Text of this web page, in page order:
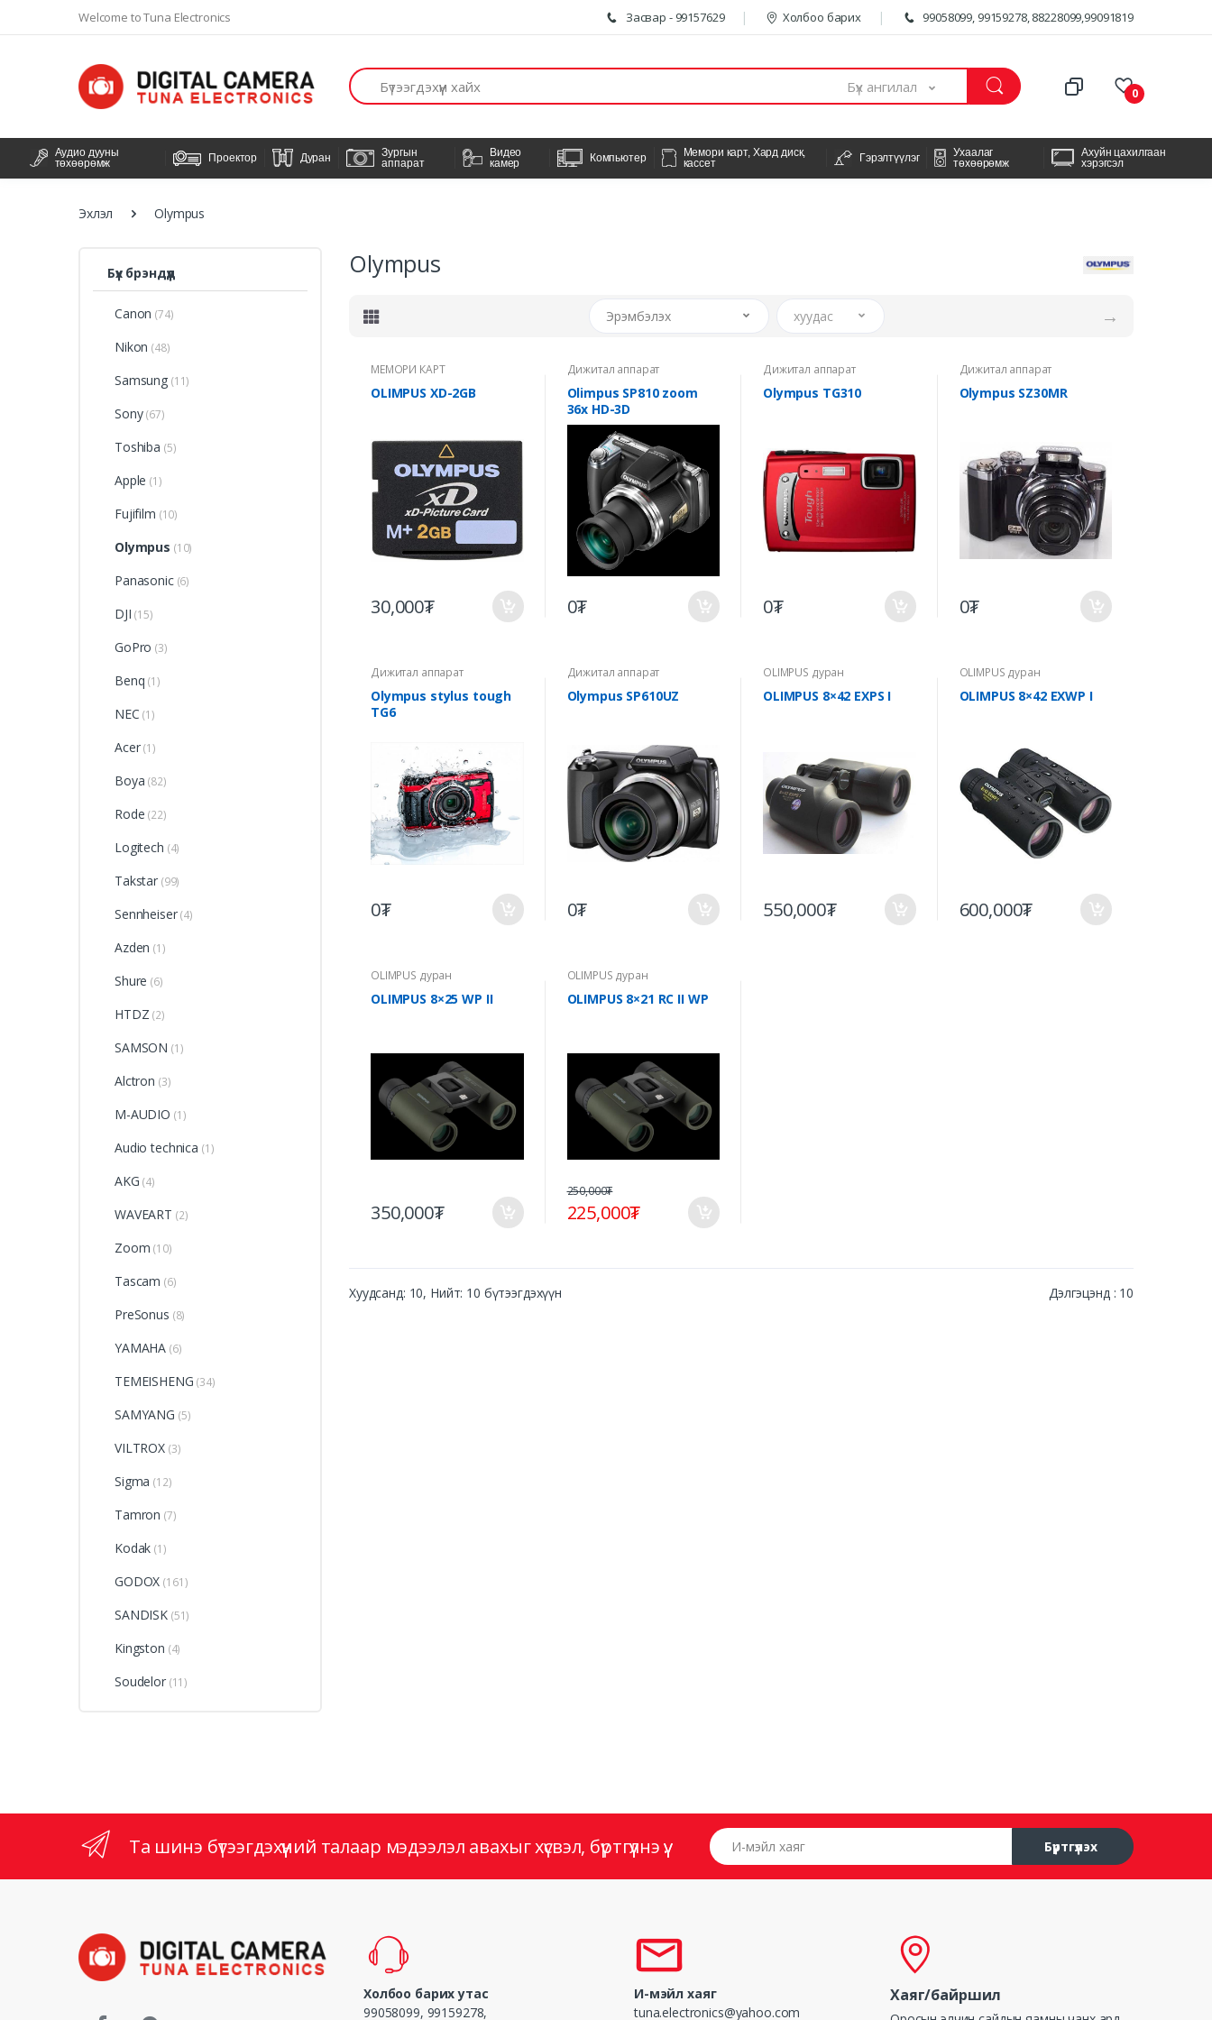
Welcome to Tuna Electronics Засвар - 99157629 Холбоо барих 99058099, 99159278, 88228099,99091819
Хайлт
Бүх ангилал 0
Аудио дууны
төхөөрөмж
Проектор Дуран
Зургын
аппарат
Видео
камер
Компьютер
Мемори карт, Хард диск,
кассет
Гэрэлтүүлэг
Ухаалаг
төхөөрөмж
Ахуйн цахилгаан
хэрэгсэл
Эхлэл Olympus
Бүх брэндүүд
Canon (74)
Nikon (48)
Samsung (11)
Sony(67)
Toshiba (5)
Apple (1)
Fujifilm (10)
Olympus (10)
Panasonic(6)
DJI (15)
GoPro (3)
Benq (1)
NEC (1)
Acer(1)
Boya (82)
Rode (22)
Logitech (4)
Takstar (99)
Sennheiser(4)
Azden (1)
Shure (6)
HTDZ (2)
SAMSON (1)
Alctron (3)
M-AUDIO (1)
Audio technica (1)
AKG (4)
WAVEART (2)
Zoom (10)
Tascam (6)
PreSonus (8)
YAMAHA (6)
TEMEISHENG (34)
SAMYANG (5)
VILTROX (3)
Sigma (12)
Tamron (7)
Kodak (1)
GODOX (161)
SANDISK (51)
Kingston (4)
Soudelor(11)
Olympus
Эрэмбэлэх хуудас →
МЕМОРИ КАРТ
OLIMPUS XD-2GB
30,000₮
Дижитал аппарат
Olimpus SP810 zoom
36x HD-3D
0₮
Дижитал аппарат
Olympus TG310
0₮
Дижитал аппарат
Olympus SZ30MR
0₮
Дижитал аппарат
Olympus stylus tough
TG6
0₮
Дижитал аппарат
Olympus SP610UZ
0₮
OLIMPUS дуран
OLIMPUS 8×42 EXPS I
550,000₮
OLIMPUS дуран
OLIMPUS 8×42 EXWP I
600,000₮
OLIMPUS дуран
OLIMPUS 8×25 WP II
350,000₮
OLIMPUS дуран
OLIMPUS 8×21 RC II WP
225,000₮
250,000₮
Хуудсанд: 10, Нийт: 10 бүтээгдэхүүн Дэлгэцэнд : 10
Та шинэ бүтээгдэхүүний талаар мэдээлэл авахыг хүсвэл, бүртгүүлнэ үү. И-мэйл хаяг
Бүртгүүлэх
Холбоо барих утас
99058099, 99159278,
И-мэйл хаяг
tuna.electronics@yahoo.com
Хаяг/байршил